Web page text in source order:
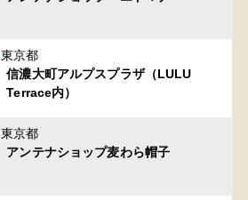
東京都
信濃大町アルプスプラザ（LULU
Terrace内）
東京都
アンテナショップ麦わら帽子